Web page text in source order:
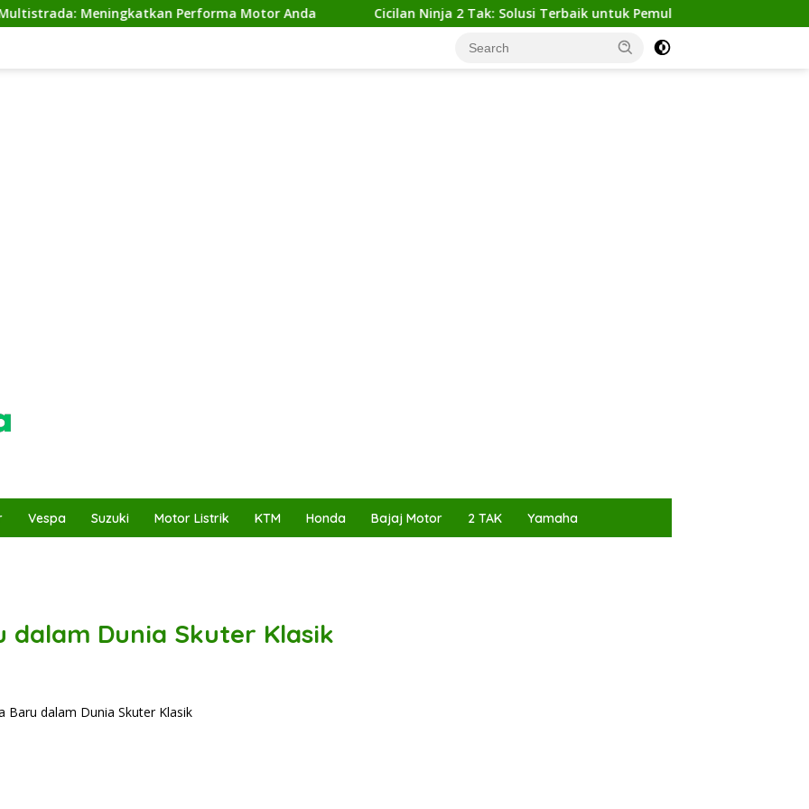
Meningkatkan Performa Motor Anda Cicilan Ninja 2 Tak: Solusi Terbaik untuk Pemula yang Ingin Tampil Gagah
Vespa Suzuki Motor Listrik KTM Honda Bajaj Motor 2 TAK Yamaha
dalam Dunia Skuter Klasik